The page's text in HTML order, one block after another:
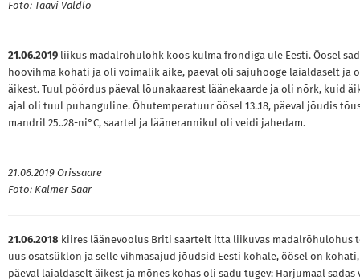
Foto: Taavi Valdlo
21.06.2019 liikus madalrõhulohk koos külma frondiga üle Eesti. Öösel
hoovihma kohati ja oli võimalik äike, päeval oli sajuhooge laialdaselt ja
äikest. Tuul pöördus päeval lõunakaarest läänekaarde ja oli nõrk, kuid
ajal oli tuul puhanguline. Õhutemperatuur öösel 13..18, päeval jõudis
mandril 25..28-ni°C, saartel ja läänerannikul oli veidi jahedam.
21.06.2019 Orissaare
Foto: Kalmer Saar
21.06.2018 kiires läänevoolus Briti saartelt itta liikuvas madalrõhulohus
uus osatsüklon ja selle vihmasajud jõudsid Eesti kohale, öösel on kohati,
päeval laialdaselt äikest ja mõnes kohas oli sadu tugev: Harjumaal sadas